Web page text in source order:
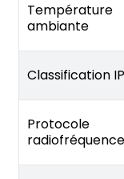
Température
ambiante
Classification IP
Protocole
radiofréquence